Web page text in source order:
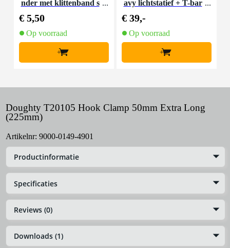
nder met klittenband s
€ 5,50
Op voorraad
+
avy lichtstatief + T-bar
€ 39,-
Op voorraad
+
Doughty T20105 Hook Clamp 50mm Extra Long
(225mm)
Artikelnr: 9000-0149-4901
Productinformatie
Specificaties
Reviews (0)
Downloads (1)